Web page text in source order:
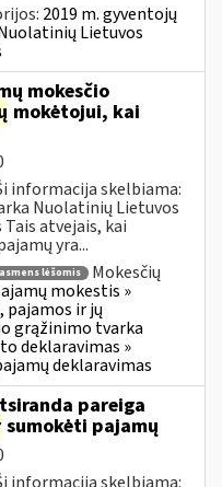
2019 m. gyventojų
Lietuvos
mokesčio
mokėtojui, kai
informacija skelbiama:
Nuolatinių Lietuvos
atvejais, kai
yra...
lėšomis
Mokesčių
mokestis »
ir jų
grąžinimo tvarka
deklaravimas »
deklaravimas
pareiga
sumokėti pajamų
informacija skelbiama: